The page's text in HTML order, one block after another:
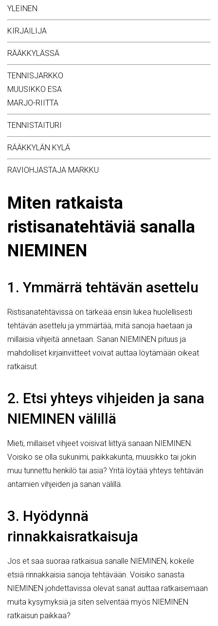
YLEINEN
KIRJAILIJA
RÄÄKKYLÄSSÄ
TENNISJARKKO
MUUSIKKO ESA
MARJO-RIITTA
TENNISTAITURI
RÄÄKKYLÄN KYLÄ
RAVIOHJASTAJA MARKKU
Miten ratkaista
ristisanatehtäviä sanalla
NIEMINEN
1. Ymmärrä tehtävän asettelu
Ristisanatehtävissä on tärkeää ensin lukea huolellisesti
tehtävän asettelu ja ymmärtää, mitä sanoja haetaan ja
millaisia vihjeitä annetaan. Sanan NIEMINEN pituus ja
mahdolliset kirjainviitteet voivat auttaa löytämään oikeat
ratkaisut.
2. Etsi yhteys vihjeiden ja sana
NIEMINEN välillä
Mieti, millaiset vihjeet voisivat liittyä sanaan NIEMINEN.
Voisiko se olla sukunimi, paikkakunta, muusikko tai jokin
muu tunnettu henkilö tai asia? Yritä löytää yhteys tehtävän
antamien vihjeiden ja sanan välillä.
3. Hyödynnä
rinnakkaisratkaisuja
Jos et saa suoraa ratkaisua sanalle NIEMINEN, kokeile
etsiä rinnakkaisia sanoja tehtävään. Voisiko sanasta
NIEMINEN johdettavissa olevat sanat auttaa ratkaisemaan
muita kysymyksiä ja siten selventää myös NIEMINEN
ratkaisun paikkaa?